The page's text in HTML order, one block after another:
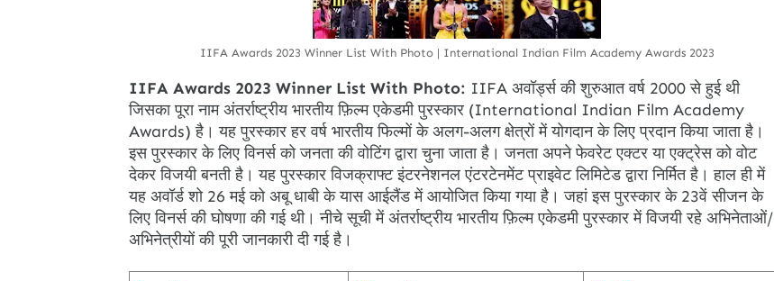
IIFA Awards 2023 Winner List With Photo | International Indian Film Academy Awards 2023
IIFA Awards 2023 Winner List With Photo: IIFA अवॉर्ड्स की शुरुआत वर्ष 2000 से हुई थी
जिसका पूरा नाम अंतर्राष्ट्रीय भारतीय फ़िल्म एकेडमी पुरस्कार (International Indian Film Academy
Awards) है। यह पुरस्कार हर वर्ष भारतीय फिल्मों के अलग-अलग क्षेत्रों में योगदान के लिए प्रदान किया जाता है।
इस पुरस्कार के लिए विनर्स को जनता की वोटिंग द्वारा चुना जाता है। जनता अपने फेवरेट एक्टर या एक्ट्रेस को वोट
देकर विजयी बनती है। यह पुरस्कार विजक्राफ्ट इंटरनेशनल एंटरटेनमेंट प्राइवेट लिमिटेड द्वारा निर्मित है। हाल ही में
यह अवॉर्ड शो 26 मई को अबू धाबी के यास आईलैंड में आयोजित किया गया है। जहां इस पुरस्कार के 23वें सीजन के
लिए विनर्स की घोषणा की गई थी। नीचे सूची में अंतर्राष्ट्रीय भारतीय फ़िल्म एकेडमी पुरस्कार में विजयी रहे अभिनेताओं/
अभिनेत्रीयों की पूरी जानकारी दी गई है।